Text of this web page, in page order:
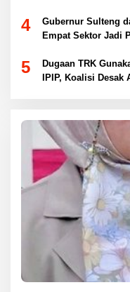
4
Gubernur Sulteng
Empat Sektor Jadi
5
Dugaan TRK
IPIP, Koalisi Desak